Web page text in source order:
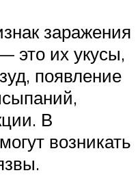
заражения
это их укусы,
появление
В
возникать